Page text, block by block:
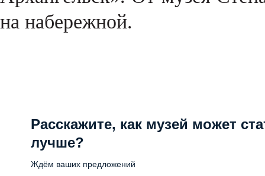
на набережной.
Расскажите, как музей может
лучше?
Ждём ваших предложений